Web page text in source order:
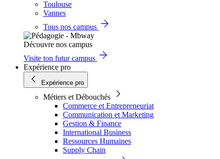
Toulouse
Vannes
Tous nos campus
Découvre nos campus
Visite ton futur campus
Expérience pro
Expérience pro
Métiers et Débouchés
Commerce et Entrepreneuriat
Communication et Marketing
Gestion & Finance
International Business
Ressources Humaines
Supply Chain